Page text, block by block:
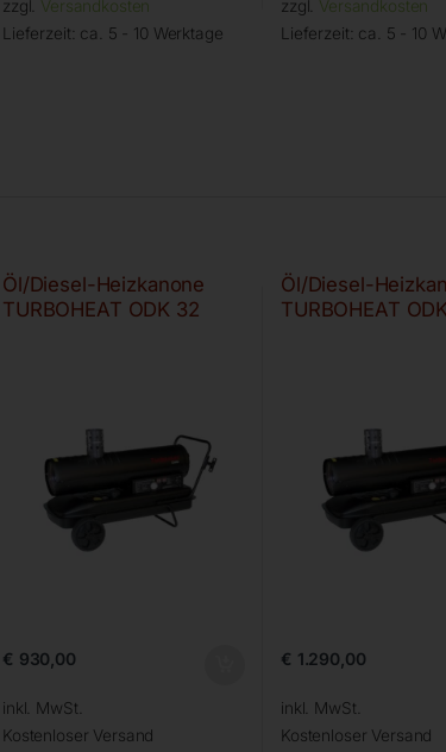
zzgl. Versandkosten
Lieferzeit: ca. 5 - 10 Werktage
zzgl. Versandkosten
Lieferzeit: ca. 5 - 10
Öl/Diesel-Heizkanone
TURBOHEAT ODK 32
€ 930,00
inkl. MwSt.
Kostenloser Versand
Öl/Diesel-
TURBOHEAT
€ 1.290,00
inkl. MwSt.
Kostenloser Versand